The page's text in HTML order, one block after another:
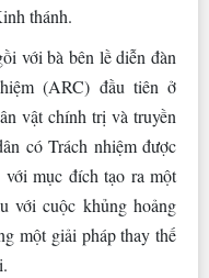
thánh.
với bà bên lề diễn đàn
(ARC) đầu tiên ở
vật chính trị và truyền
có Trách nhiệm được
với mục đích tạo ra một
với cuộc khủng hoảng
một giải pháp thay thế